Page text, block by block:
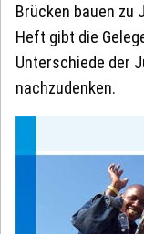
Brücken bauen zu
Heft gibt die
Unterschiede der
nachzudenken.